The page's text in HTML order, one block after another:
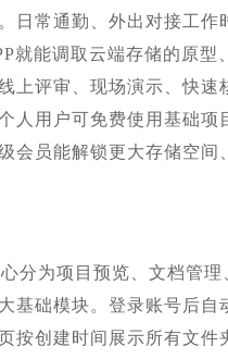
日常通勤、外出对接工作
就能调取云端存储的原型
上评审、现场演示、快速
人用户可免费使用基础项
会员能解锁更大存储空间
分为项目预览、文档管理
基础模块。登录账号后自
按创建时间展示所有文件